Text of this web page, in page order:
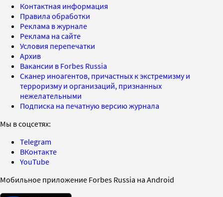
Контактная информация
Правила обработки
Реклама в журнале
Реклама на сайте
Условия перепечатки
Архив
Вакансии в Forbes Russia
Сканер иноагентов, причастных к экстремизму и
терроризму и организаций, признанных
нежелательными
Подписка на печатную версию журнала
Мы в соцсетях:
Telegram
ВКонтакте
YouTube
Мобильное приложение Forbes Russia на Android